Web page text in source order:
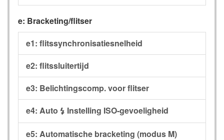
e: Bracketing/flitser
e1: flitssynchronisatiesnelheid
e2: flitssluitertijd
e3: Belichtingscomp. voor flitser
e4: Auto c Instelling ISO-gevoeligheid
e5: Automatische bracketing (modus M)